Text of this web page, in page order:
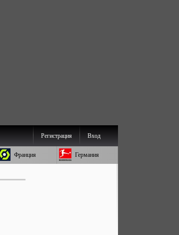
Вход
Регистрация
Франция Германия